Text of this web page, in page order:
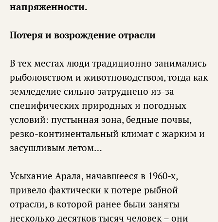
напряженности.
Потеря и возрождение отрасли
В тех местах люди традиционно занимались
рыболовством и животноводством, тогда как
земледелие сильно затруднено из-за
специфических природных и погодных
условий: пустынная зона, бедные почвы,
резко-континентальный климат с жарким и
засушливым летом…
Усыхание Арала, начавшееся в 1960-х,
привело фактически к потере рыбной
отрасли, в которой ранее были заняты
несколько десятков тысяч человек – они